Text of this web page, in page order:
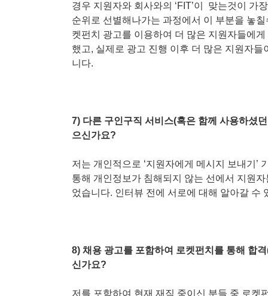
경우 지원자와 회사와의 ‘FIT’이 맞는것이 가
순위로 선별해나가는 과정에서 이 부분을 놓
켓펀치 광고를 이용하여 더 많은 지원자들에
했고, 실제로 광고 진행 이후 더 많은 지원자
니다.
7) 다른 구인구직 서비스(혹은 함께 사용하셨
으신가요?
저는 개인적으로 ‘지원자에게 메시지 보내기’
통해 개인정보가 침해되지 않는 선에서 지원
었습니다. 인터뷰 전에 서로에 대해 알아갈 수
8) 채용 광고를 포함하여 로켓펀치를 통해 합
신가요?
저를 포함하여 현재 재직 중이신 분들 중 로켓